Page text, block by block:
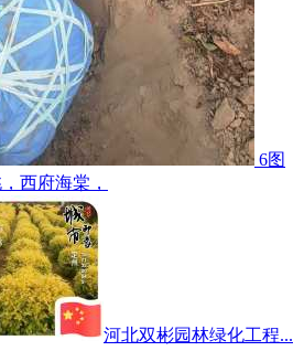
6图
西府海棠，
河北双彬园林绿化工程...